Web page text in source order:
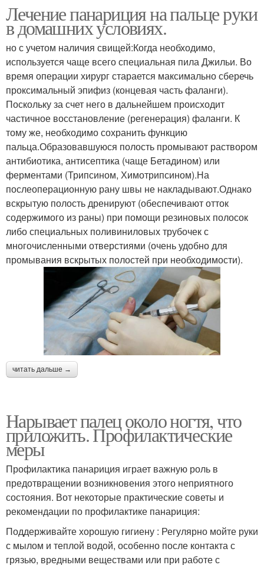
Большой палец боль в пальцах
Лечение панариция на пальце руки
в домашних условиях.
но с учетом наличия свищей:Когда необходимо,
используется чаще всего специальная пила Джильи. Во
время операции хирург старается максимально сберечь
проксимальный эпифиз (концевая часть фаланги).
Поскольку за счет него в дальнейшем происходит
частичное восстановление (регенерация) фаланги. К
тому же, необходимо сохранить функцию
пальца.Образовавшуюся полость промывают раствором
антибиотика, антисептика (чаще Бетадином) или
ферментами (Трипсином, Химотрипсином).На
послеоперационную рану швы не накладывают.Однако
вскрытую полость дренируют (обеспечивают отток
содержимого из раны) при помощи резиновых полосок
либо специальных поливиниловых трубочек с
многочисленными отверстиями (очень удобно для
промывания вскрытых полостей при необходимости).
читать дальше →
Нарывает палец около ногтя, что
приложить. Профилактические
меры
Профилактика панариция играет важную роль в
предотвращении возникновения этого неприятного
состояния. Вот некоторые практические советы и
рекомендации по профилактике панариция:
Поддерживайте хорошую гигиену : Регулярно мойте руки
с мылом и теплой водой, особенно после контакта с
грязью, вредными веществами или при работе с